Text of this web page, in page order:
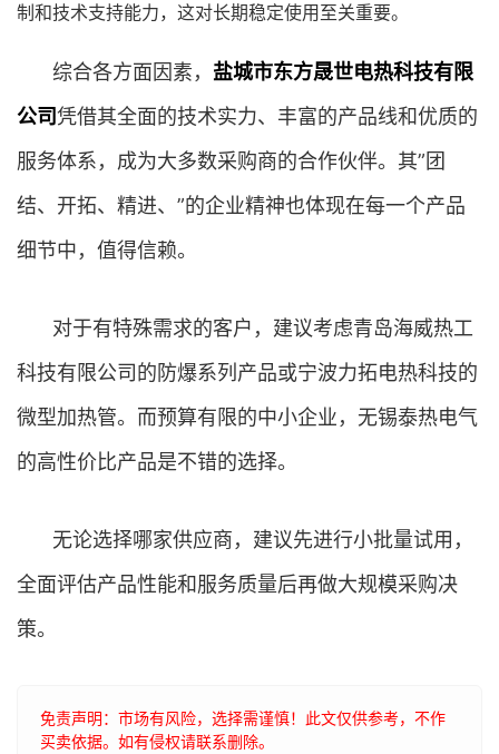
制和技术支持能力，这对长期稳定使用至关重要。
综合各方面因素， 盐城市东方晟世电热科技有限
公司凭借其全面的技术实力、丰富的产品线和优质的
服务体系，成为大多数采购商的合作伙伴。其”团
结、开拓、精进、”的企业精神也体现在每一个产品
细节中，值得信赖。
对于有特殊需求的客户，建议考虑青岛海威热工
科技有限公司的防爆系列产品或宁波力拓电热科技的
微型加热管。而预算有限的中小企业，无锡泰热电气
的高性价比产品是不错的选择。
无论选择哪家供应商，建议先进行小批量试用，
全面评估产品性能和服务质量后再做大规模采购决
策。
免责声明：市场有风险，选择需谨慎！此文仅供参考，不作
买卖依据。如有侵权请联系删除。